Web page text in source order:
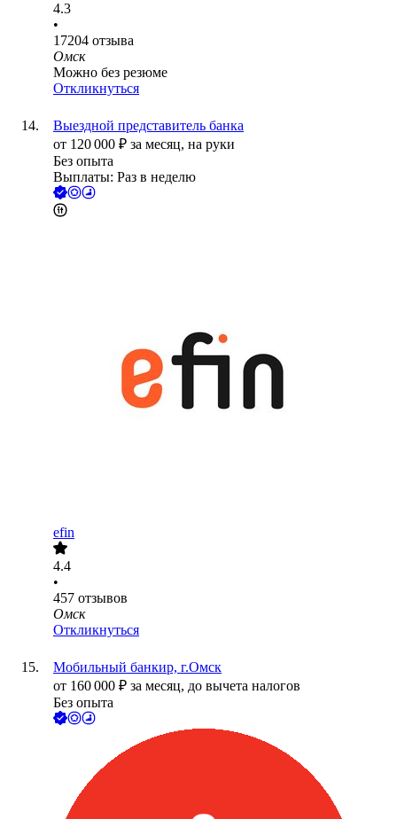
4.3
•
17204 отзыва
Омск
Можно без резюме
Откликнуться
Выездной представитель банка
от 120 000 ₽ за месяц, на руки
Без опыта
Выплаты: Раз в неделю
efin
4.4
•
457 отзывов
Омск
Откликнуться
Мобильный банкир, г.Омск
от 160 000 ₽ за месяц, до вычета налогов
Без опыта